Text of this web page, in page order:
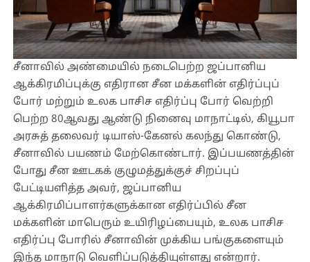
சீனாவில் அண்மையில் நடைபெற்ற ஜப்பானிய
ஆக்கிரமிப்புக்கு எதிரான சீன மக்களின் எதிர்ப்புப்
போர் மற்றும் உலக பாசிச எதிர்ப்பு போர் வெற்றி
பெற்ற 80ஆவது ஆண்டு நினைவு மாநாட்டில், கியூபா
அரசுத் தலைவர் டியாஸ்-கேனல் கலந்து கொண்டு,
சீனாவில் பயணம் மேற்கொண்டார். இப்பயணத்தின்
போது சீன ஊடகக் குழுமத்துக்குச் சிறப்புப்
பேட்டியளித்த அவர், ஜப்பானிய
ஆக்கிரமிப்பாளர்களுக்கான எதிர்ப்பில் சீன
மக்களின் மாபெரும் உயிரிழப்பையும், உலக பாசிச
எதிர்ப்பு போரில் சீனாவின் முக்கிய பங்குகளையும்
இந்த மாநாடு வெளிப்படுத்தியுள்ளது என்றார்.